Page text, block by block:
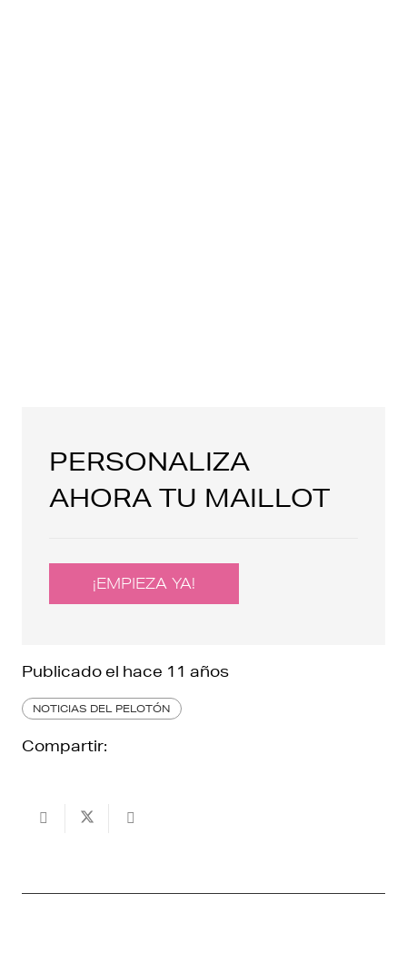
PERSONALIZA
AHORA TU MAILLOT
¡EMPIEZA YA!
Publicado el hace 11 años
NOTICIAS DEL PELOTÓN
Compartir: